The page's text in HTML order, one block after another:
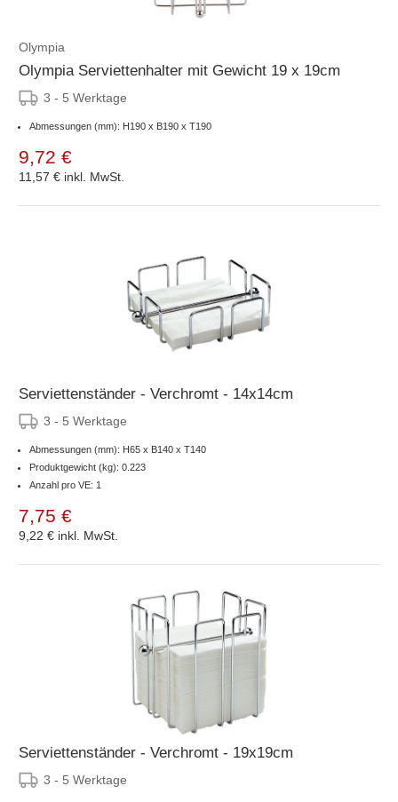
Olympia
Olympia Serviettenhalter mit Gewicht 19 x 19cm
3 - 5 Werktage
Abmessungen (mm): H190 x B190 x T190
9,72 €
11,57 € inkl. MwSt.
Serviettenständer - Verchromt - 14x14cm
3 - 5 Werktage
Abmessungen (mm): H65 x B140 x T140
Produktgewicht (kg): 0.223
Anzahl pro VE: 1
7,75 €
9,22 € inkl. MwSt.
Serviettenständer - Verchromt - 19x19cm
3 - 5 Werktage